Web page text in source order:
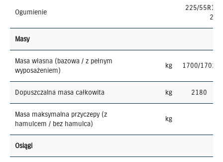
Ogumienie
225/55R18
Masy
Masa własna (bazowa / z pełnym
wyposażeniem)
kg 1700/1702
Dopuszczalna masa całkowita kg 2180
Masa maksymalna przyczepy (z
hamulcem / bez hamulca)
kg
Osiągi